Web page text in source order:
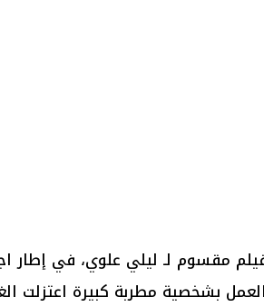
مقسوم لـ ليلي علوي، في إطار
بشخصية مطربة كبيرة اعتزلت